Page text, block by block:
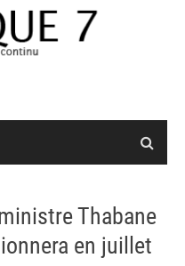
Thabane
en juillet